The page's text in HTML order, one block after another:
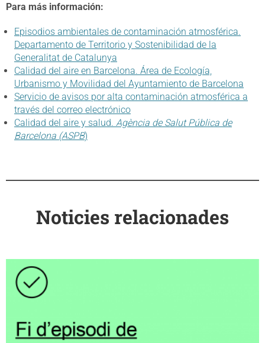
Para más información:
Episodios ambientales de contaminación atmosférica.
Departamento de Territorio y Sostenibilidad de la
Generalitat de Catalunya
Calidad del aire en Barcelona. Área de Ecología,
Urbanismo y Movilidad del Ayuntamiento de Barcelona
Servicio de avisos por alta contaminación atmosférica a
través del correo electrónico
Calidad del aire y salud. Agència de Salut Pública de
Barcelona (ASPB)
Noticies relacionades